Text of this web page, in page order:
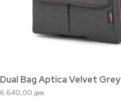
Dual Bag Aptica Velvet Grey
6.640,00 ден